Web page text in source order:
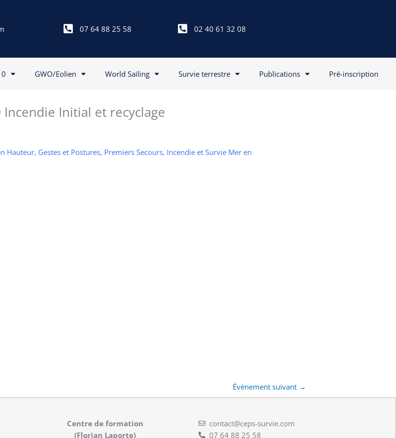
07 64 88 25 58 02 40 61 32 08
GWO/Eolien World Sailing Survie terrestre Publications Pré-inscription
Incendie Initial et recyclage
Hauteur, Gestes et Postures, Premiers Secours, Incendie et Survie Mer en
Évènement suivant →
Centre de formation
(Florian Laporte)
contact@ceps-survie.com
07 64 88 25 58